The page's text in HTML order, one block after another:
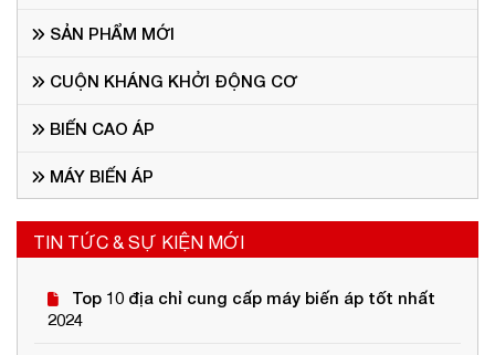
SẢN PHẨM MỚI
CUỘN KHÁNG KHỞI ĐỘNG CƠ
BIẾN CAO ÁP
MÁY BIẾN ÁP
TIN TỨC & SỰ KIỆN MỚI
Top 10 địa chỉ cung cấp máy biến áp tốt nhất
2024